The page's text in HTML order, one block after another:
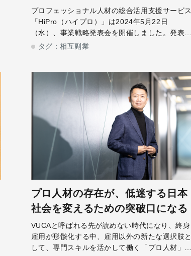
見た相互副業による効果とは？〜
プロフェッショナル人材の総合活用支援サービス
「HiPro（ハイプロ）」は2024年5月22日
（水）、事業戦略発表会を開催しました。発表会
の第一部では、「HiPro」編集長兼事業責任者の
タグ：相互副業
プロ人材の存在が、低迷する日本
社会を変えるための突破口になる
VUCAと呼ばれる先が読めない時代になり、終身
雇用が形骸化する中、雇用以外の新たな選択肢と
して、専門スキルを活かして働く「プロ人材」が